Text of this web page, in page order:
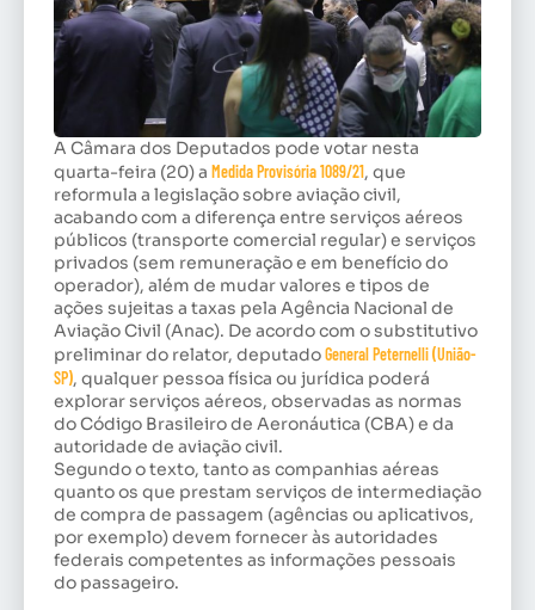
A Câmara dos Deputados pode votar nesta
quarta-feira (20) a Medida Provisória 1089/21, que
reformula a legislação sobre aviação civil,
acabando com a diferença entre serviços aéreos
públicos (transporte comercial regular) e serviços
privados (sem remuneração e em benefício do
operador), além de mudar valores e tipos de
ações sujeitas a taxas pela Agência Nacional de
Aviação Civil (Anac). De acordo com osubstitutivo
preliminar do relator, deputadoGeneral Peternelli (União-
SP), qualquer pessoa física ou jurídica poderá
explorar serviços aéreos, observadas as normas
do Código Brasileiro de Aeronáutica (CBA) e da
autoridade de aviação civil.
Segundo o texto, tanto as companhias aéreas
quanto os que prestam serviços de intermediação
de compra de passagem (agências ou aplicativos,
por exemplo) devem fornecer às autoridades
federais competentes as informações pessoais
do passageiro.